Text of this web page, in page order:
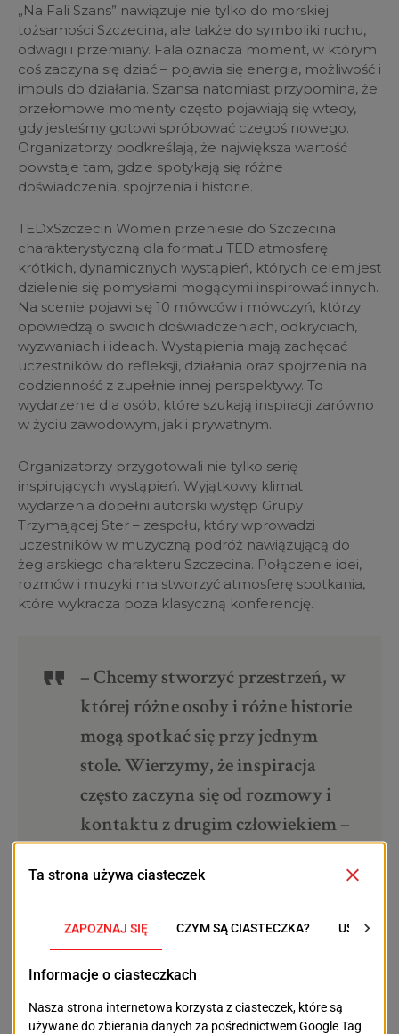
„Na Fali Szans” nawiązuje nie tylko do morskiej
tożsamości Szczecina, ale także do symboliki ruchu,
odwagi i przemiany. Fala oznacza moment, w którym
coś zaczyna się dziać – pojawia się energia, możliwość i
impuls do działania. Szansa natomiast przypomina, że
przełomowe momenty często pojawiają się wtedy,
gdy jesteśmy gotowi spróbować czegoś nowego.
Organizatorzy podkreślają, że największa wartość
powstaje tam, gdzie spotykają się różne
doświadczenia, spojrzenia i historie.
TEDxSzczecin Women przeniesie do Szczecina
charakterystyczną dla formatu TED atmosferę
krótkich, dynamicznych wystąpień, których celem jest
dzielenie się pomysłami mogącymi inspirować innych.
Na scenie pojawi się 10 mówców i mówczyń, którzy
opowiedzą o swoich doświadczeniach, odkryciach,
wyzwaniach i ideach. Wystąpienia mają zachęcać
uczestników do refleksji, działania oraz spojrzenia na
codzienność z zupełnie innej perspektywy. To
wydarzenie dla osób, które szukają inspiracji zarówno
w życiu zawodowym, jak i prywatnym.
Organizatorzy przygotowali nie tylko serię
inspirujących wystąpień. Wyjątkowy klimat
wydarzenia dopełni autorski występ Grupy
Trzymającej Ster – zespołu, który wprowadzi
uczestników w muzyczną podróż nawiązującą do
żeglarskiego charakteru Szczecina. Połączenie idei,
rozmów i muzyki ma stworzyć atmosferę spotkania,
które wykracza poza klasyczną konferencję.
– Chcemy stworzyć przestrzeń, w
której różne osoby i różne historie
mogą spotkać się przy jednym
stole. Wierzymy, że inspiracja
często zaczyna się od rozmowy i
kontaktu z drugim człowiekiem –
podkreślają organizatorzy.
TEDxSzczecin Women jest częścią światowego ruchu
TED, którego misją jest popularyzowanie
wartościowych pomysłów i umożliwianie ich